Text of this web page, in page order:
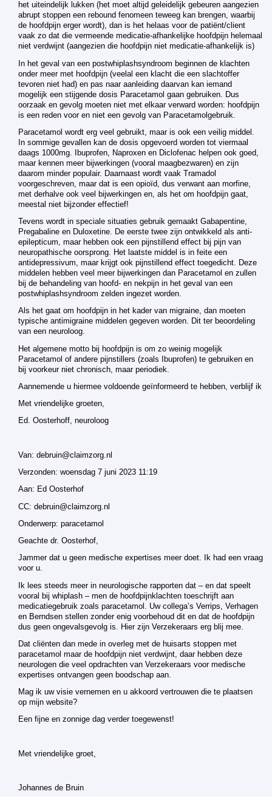
het uiteindelijk lukken (het moet altijd geleidelijk gebeuren aangezien
abrupt stoppen een rebound fenomeen teweeg kan brengen, waarbij
de hoofdpijn erger wordt), dan is het helaas voor de patiënt/client
vaak zo dat die vermeende medicatie-afhankelijke hoofdpijn helemaal
niet verdwijnt (aangezien die hoofdpijn niet medicatie-afhankelijk is)
In het geval van een postwhiplashsyndroom beginnen de klachten
onder meer met hoofdpijn (veelal een klacht die een slachtoffer
tevoren niet had) en pas naar aanleiding daarvan kan iemand
mogelijk een stijgende dosis Paracetamol gaan gebruiken. Dus
oorzaak en gevolg moeten niet met elkaar verward worden: hoofdpijn
is een reden voor en niet een gevolg van Paracetamolgebruik.
Paracetamol wordt erg veel gebruikt, maar is ook een veilig middel.
In sommige gevallen kan de dosis opgevoerd worden tot viermaal
daags 1000mg. Ibuprofen, Naproxen en Diclofenac helpen ook goed,
maar kennen meer bijwerkingen (vooral maagbezwaren) en zijn
daarom minder populair. Daarnaast wordt vaak Tramadol
voorgeschreven, maar dat is een opioïd, dus verwant aan morfine,
met derhalve ook veel bijwerkingen en, als het om hoofdpijn gaat,
meestal niet bijzonder effectief!
Tevens wordt in speciale situaties gebruik gemaakt Gabapentine,
Pregabaline en Duloxetine. De eerste twee zijn ontwikkeld als anti-
epilepticum, maar hebben ook een pijnstillend effect bij pijn van
neuropathische oorsprong. Het laatste middel is in feite een
antidepressivum, maar krijgt ook pijnstillend effect toegedicht. Deze
middelen hebben veel meer bijwerkingen dan Paracetamol en zullen
bij de behandeling van hoofd- en nekpijn in het geval van een
postwhiplashsyndroom zelden ingezet worden.
Als het gaat om hoofdpijn in het kader van migraine, dan moeten
typische antimigraine middelen gegeven worden. Dit ter beoordeling
van een neuroloog.
Het algemene motto bij hoofdpijn is om zo weinig mogelijk
Paracetamol of andere pijnstillers (zoals Ibuprofen) te gebruiken en
bij voorkeur niet chronisch, maar periodiek.
Aannemende u hiermee voldoende geïnformeerd te hebben, verblijf ik
Met vriendelijke groeten,
Ed. Oosterhoff, neuroloog
Van: debruin@claimzorg.nl
Verzonden: woensdag 7 juni 2023 11:19
Aan: Ed Oosterhof
CC: debruin@claimzorg.nl
Onderwerp: paracetamol
Geachte dr. Oosterhof,
Jammer dat u geen medische expertises meer doet. Ik had een vraag
voor u.
Ik lees steeds meer in neurologische rapporten dat – en dat speelt
vooral bij whiplash – men de hoofdpijnklachten toeschrijft aan
medicatiegebruik zoals paracetamol. Uw collega’s Verrips, Verhagen
en Berndsen stellen zonder enig voorbehoud dit en dat de hoofdpijn
dus geen ongevalsgevolg is. Hier zijn Verzekeraars erg blij mee.
Dat cliënten dan mede in overleg met de huisarts stoppen met
paracetamol maar de hoofdpijn niet verdwijnt, daar hebben deze
neurologen die veel opdrachten van Verzekeraars voor medische
expertises ontvangen geen boodschap aan.
Mag ik uw visie vernemen en u akkoord vertrouwen die te plaatsen
op mijn website?
Een fijne en zonnige dag verder toegewenst!
Met vriendelijke groet,
Johannes de Bruin